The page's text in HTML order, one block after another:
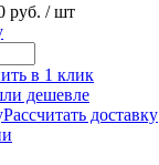
руб. / шт
в 1 клик
дешевле
Рассчитать доставку